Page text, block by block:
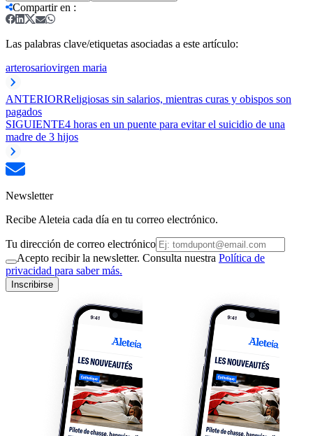
Compartir en :
Las palabras clave/etiquetas asociadas a este artículo:
arterosariovirgen maria
ANTERIORReligiosas sin salarios, mientras curas y obispos son
pagados
SIGUIENTE4 horas en un puente para evitar el suicidio de una
madre de 3 hijos
Newsletter
Recibe Aleteia cada día en tu correo electrónico.
Tu dirección de correo electrónico
Acepto recibir la newsletter. Consulta nuestra Política de
privacidad para saber más.
Inscribirse